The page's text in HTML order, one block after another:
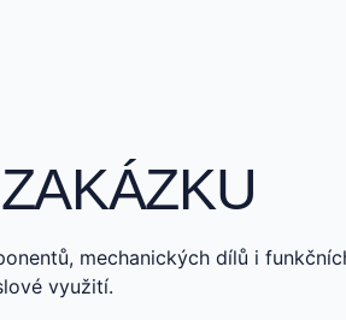
mechanických dílů i
využití.